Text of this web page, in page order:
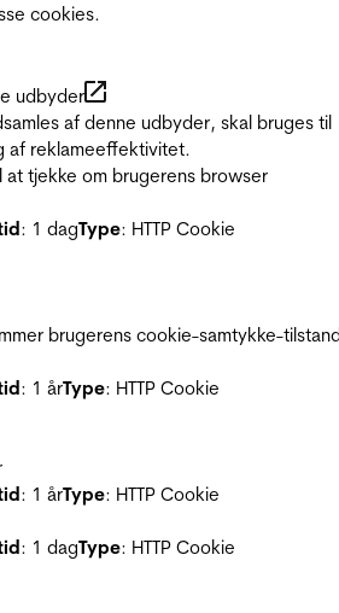
cookies.
udbyder
af denne udbyder, skal bruges til
af reklameeffektivitet.
at tjekke om brugerens browser
: 1 dagType: HTTP Cookie
brugerens cookie-samtykke-
: 1 årType: HTTP Cookie
: 1 årType: HTTP Cookie
: 1 dagType: HTTP Cookie